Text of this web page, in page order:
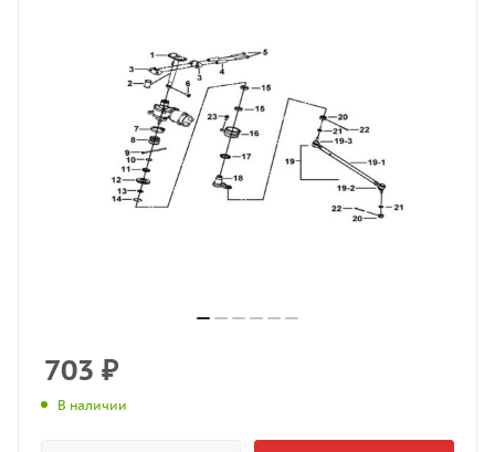
703 ₽
В наличии